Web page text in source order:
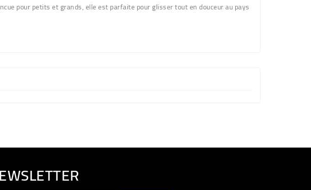
pour petits et grands, elle est parfaite pour glisser tout en douceur au pays